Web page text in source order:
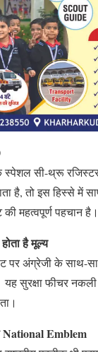
सी-थ्रू रजिस्टर
है, तो इस हिस्से में
महत्वपूर्ण पहचान है।
है मूल्य
अंग्रेजी के साथ-
सुरक्षा फीचर नकली
Emblem